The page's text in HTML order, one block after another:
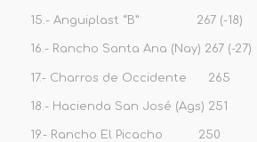
15.- Anguiplast “B” 267 (-18)
16.- Rancho Santa Ana (Nay) 267 (-27)
17.- Charros de Occidente 265
18.- Hacienda San José (Ags) 251
19.- Rancho El Picacho 250